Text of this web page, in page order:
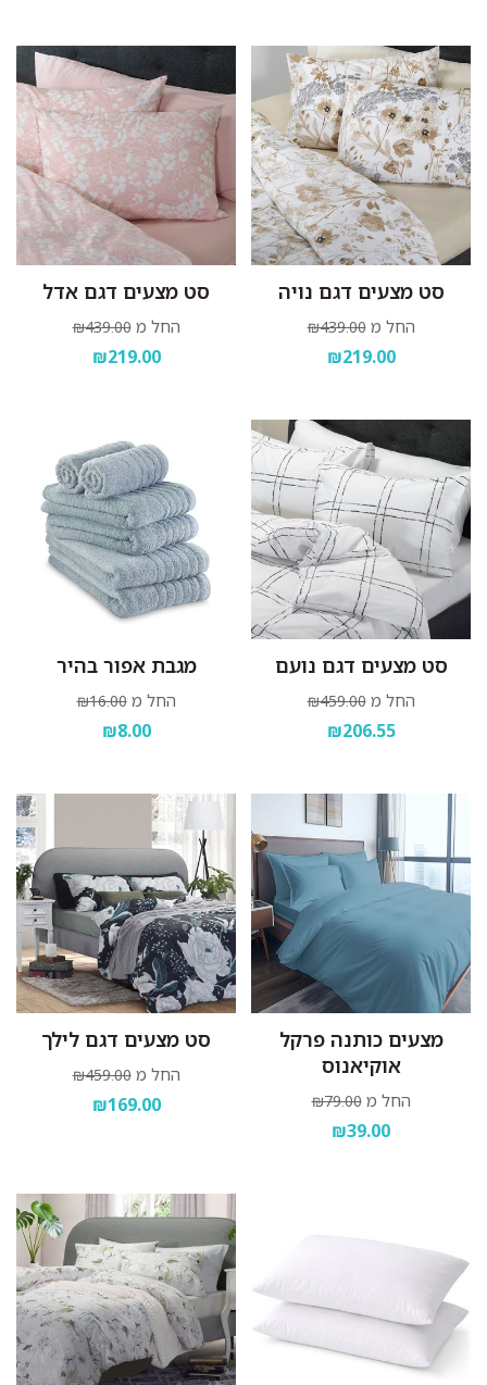
סט מצעים דגם נויה
החל מ ₪439.00
₪219.00
סט מצעים דגם אדל
החל מ ₪439.00
₪219.00
סט מצעים דגם נועם
החל מ ₪459.00
₪206.55
מגבת אפור בהיר
החל מ ₪16.00
₪8.00
מצעים כותנה פרקל
אוקיאנוס
החל מ ₪79.00
₪39.00
סט מצעים דגם לילך
החל מ ₪459.00
₪169.00